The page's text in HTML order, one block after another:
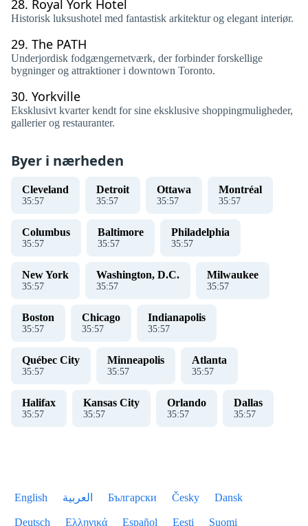
28. Royal York Hotel
Historisk luksushotel med fantastisk arkitektur og elegant interiør.
29. The PATH
Underjordisk fodgængernetværk, der forbinder forskellige
bygninger og attraktioner i downtown Toronto.
30. Yorkville
Eksklusivt kvarter kendt for sine eksklusive shoppingmuligheder,
gallerier og restauranter.
Byer i nærheden
Cleveland
35:57
Detroit
35:57
Ottawa
35:57
Montréal
35:57
Columbus
35:57
Baltimore
35:57
Philadelphia
35:57
New York
35:57
Washington, D.C.
35:57
Milwaukee
35:57
Boston
35:57
Chicago
35:57
Indianapolis
35:57
Québec City
35:57
Minneapolis
35:57
Atlanta
35:57
Halifax
35:57
Kansas City
35:57
Orlando
35:57
Dallas
35:57
English العربية Български Česky Dansk
Deutsch Ελληνικά Español Eesti Suomi